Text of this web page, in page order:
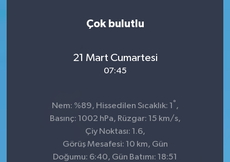
Çok bulutlu
21 Mart Cumartesi
07:45
Nem: %89, Hissedilen Sıcaklık: 1 ° ,
Basınç: 1002 hPa, Rüzgar: 15 km/s,
Çiy Noktası: 1.6,
Görüş Mesafesi: 10 km, Gün
Doğumu: 6:40, Gün Batımı: 18:51